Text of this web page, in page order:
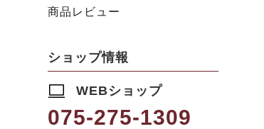
商品レビュー
ショップ情報
WEBショップ
075-275-1309